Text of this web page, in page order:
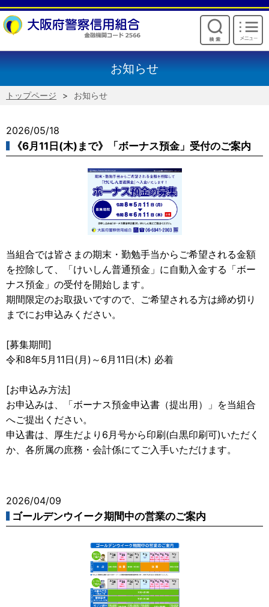
けいしんからのお願い
お知らせ
トップページ お知らせ
2026/05/18
《6月11日(木)まで》「ボーナス預金」受付のご案内
当組合では皆さまの期末・勤勉手当からご希望される金額
を控除して、「けいしん普通預金」に自動入金する「ボー
ナス預金」の受付を開始します。
期間限定のお取扱いですので、ご希望される方は締め切り
までにお申込みください。
[募集期間]
令和8年5月11日(月)～6月11日(木) 必着
[お申込み方法]
お申込みは、「ボーナス預金申込書（提出用）」を当組合
へご提出ください。
申込書は、厚生だより6月号から印刷(白黒印刷可)いただく
か、各所属の庶務・会計係にてご入手いただけます。
2026/04/09
ゴールデンウイーク期間中の営業のご案内